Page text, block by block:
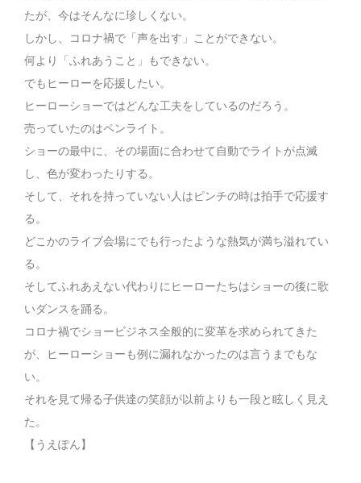
たが、今はそんなに珍しくない。
しかし、コロナ禍で「声を出す」ことができない。
何より「ふれあうこと」もできない。
でもヒーローを応援したい。
ヒーローショーではどんな工夫をしているのだろう。
売っていたのはペンライト。
ショーの最中に、その場面に合わせて自動でライトが点滅
し、色が変わったりする。
そして、それを持っていない人はピンチの時は拍手で応援す
る。
どこかのライブ会場にでも行ったような熱気が満ち溢れてい
る。
そしてふれあえない代わりにヒーローたちはショーの後に歌
いダンスを踊る。
コロナ禍でショービジネス全般的に変革を求められてきた
が、ヒーローショーも例に漏れなかったのは言うまでもな
い。
それを見て帰る子供達の笑顔が以前よりも一段と眩しく見え
た。
【うえぽん】